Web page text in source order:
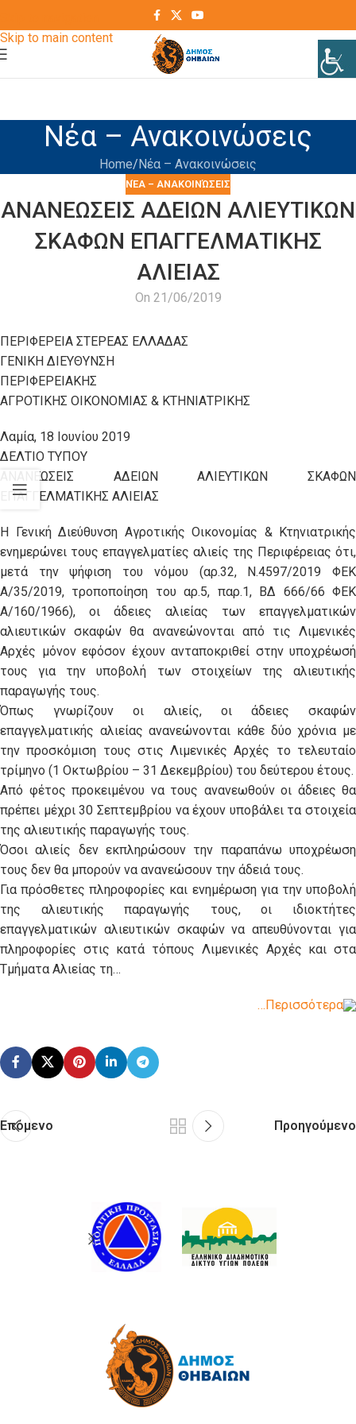
Skip to main content
Νέα – Ανακοινώσεις
Home Νέα – Ανακοινώσεις
ΝΈΑ – ΑΝΑΚΟΙΝΏΣΕΙΣ
ΑΝΑΝΕΩΣΕΙΣ ΑΔΕΙΩΝ ΑΛΙΕΥΤΙΚΩΝ
ΣΚΑΦΩΝ ΕΠΑΓΓΕΛΜΑΤΙΚΗΣ
ΑΛΙΕΙΑΣ
On 21/06/2019
ΠΕΡΙΦΕΡΕΙΑ ΣΤΕΡΕΑΣ ΕΛΛΑΔΑΣ
ΓΕΝΙΚΗ ΔΙΕΥΘΥΝΣΗ
ΠΕΡΙΦΕΡΕΙΑΚΗΣ
ΑΓΡΟΤΙΚΗΣ ΟΙΚΟΝΟΜΙΑΣ & ΚΤΗΝΙΑΤΡΙΚΗΣ
Λαμία, 18 Ιουνίου 2019
ΔΕΛΤΙΟ ΤΥΠΟΥ
ΑΝΑΝΕΩΣΕΙΣ ΑΔΕΙΩΝ ΑΛΙΕΥΤΙΚΩΝ ΣΚΑΦΩΝ
ΕΠΑΓΓΕΛΜΑΤΙΚΗΣ ΑΛΙΕΙΑΣ
Η Γενική Διεύθυνση Αγροτικής Οικονομίας & Κτηνιατρικής
ενημερώνει τους επαγγελματίες αλιείς της Περιφέρειας ότι,
μετά την ψήφιση του νόμου (αρ.32, Ν.4597/2019 ΦΕΚ
Α/35/2019, τροποποίηση του αρ.5, παρ.1, ΒΔ 666/66 ΦΕΚ
Α/160/1966), οι άδειες αλιείας των επαγγελματικών
αλιευτικών σκαφών θα ανανεώνονται από τις Λιμενικές
Αρχές μόνον εφόσον έχουν ανταποκριθεί στην υποχρέωσή
τους για την υποβολή των στοιχείων της αλιευτικής
παραγωγής τους.
Όπως γνωρίζουν οι αλιείς, οι άδειες σκαφών
επαγγελματικής αλιείας ανανεώνονται κάθε δύο χρόνια με
την προσκόμιση τους στις Λιμενικές Αρχές το τελευταίο
τρίμηνο (1 Οκτωβρίου – 31 Δεκεμβρίου) του δεύτερου έτους.
Από φέτος προκειμένου να τους ανανεωθούν οι άδειες θα
πρέπει μέχρι 30 Σεπτεμβρίου να έχουν υποβάλει τα στοιχεία
της αλιευτικής παραγωγής τους.
Όσοι αλιείς δεν εκπληρώσουν την παραπάνω υποχρέωση
τους δεν θα μπορούν να ανανεώσουν την άδειά τους.
Για πρόσθετες πληροφορίες και ενημέρωση για την υποβολή
της αλιευτικής παραγωγής τους, οι ιδιοκτήτες
επαγγελματικών αλιευτικών σκαφών να απευθύνονται για
πληροφορίες στις κατά τόπους Λιμενικές Αρχές και στα
Τμήματα Αλιείας τη…
…Περισσότερα
Επόμενο Προηγούμενο